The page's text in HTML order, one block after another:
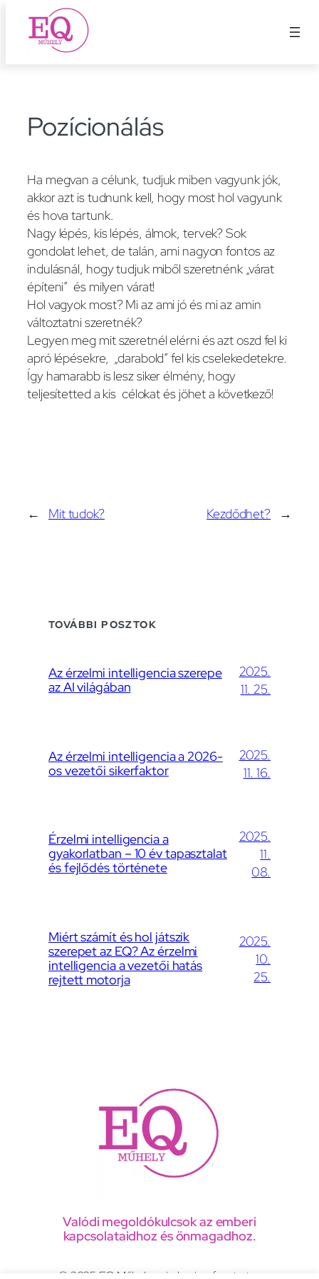
Ugrás
Pozícionálás
Ha megvan a célunk, tudjuk miben vagyunk jók,
akkor azt is tudnunk kell, hogy most hol vagyunk
és hova tartunk.
Nagy lépés, kis lépés, álmok, tervek? Sok
gondolat lehet, de talán, ami nagyon fontos az
indulásnál, hogy tudjuk miből szeretnénk „várat
építeni” és milyen várat!
Hol vagyok most? Mi az ami jó és mi az amin
változtatni szeretnék?
Legyen meg mit szeretnél elérni és azt oszd fel ki
apró lépésekre, „darabold” fel kis cselekedetekre.
Így hamarabb is lesz siker élmény, hogy
teljesítetted a kis célokat és jöhet a következő!
← Mit tudok? Kezdődhet? →
TOVÁBBI POSZTOK
Az érzelmi intelligencia szerepe
az AI világában
2025.
11. 25.
Az érzelmi intelligencia a 2026-
os vezetői sikerfaktor
2025.
11. 16.
Érzelmi intelligencia a
gyakorlatban – 10 év tapasztalat
és fejlődés története
2025.
11.
08.
Miért számít és hol játszik
szerepet az EQ? Az érzelmi
intelligencia a vezetői hatás
rejtett motorja
2025.
10.
25.
Valódi megoldókulcsok az emberi
kapcsolataidhoz és önmagadhoz.
© 2025 EQ Műhely, minden jog fenntartva